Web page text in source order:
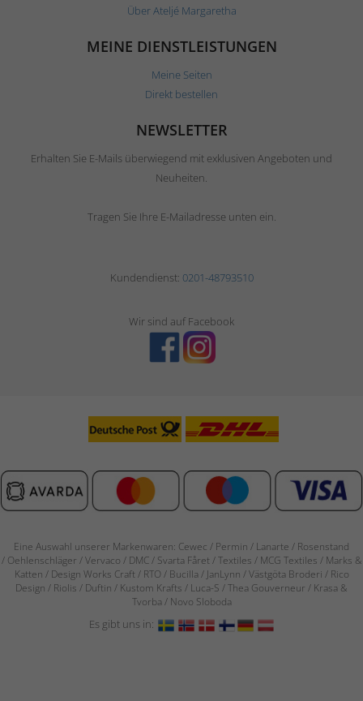
Über Ateljé Margaretha
MEINE DIENSTLEISTUNGEN
Meine Seiten
Direkt bestellen
NEWSLETTER
Erhalten Sie E-Mails überwiegend mit exklusiven Angeboten und
Neuheiten.
Tragen Sie Ihre E-Mailadresse unten ein.
Kundendienst: 0201-48793510
Wir sind auf Facebook
Eine Auswahl unserer Markenwaren: Cewec / Permin / Lanarte / Rosenstand
/ Oehlenschläger / Vervaco / DMC / Svarta Fåret / Textiles / MCG Textiles / Marks &
Katten / Design Works Craft / RTO / Bucilla / JanLynn / Västgöta Broderi / Rico
Design / Riolis / Duftin / Kustom Krafts / Luca-S / Thea Gouverneur / Krasa &
Tvorba / Novo Sloboda
Es gibt uns in: